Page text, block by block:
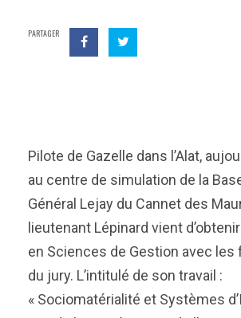
PARTAGER
Pilote de Gazelle dans l’Alat,
au centre de simulation de la
Général Lejay du Cannet des
lieutenant Lépinard vient
en Sciences de Gestion avec
du jury. L’intitulé de son travail :
« Sociomatérialité et Systèmes